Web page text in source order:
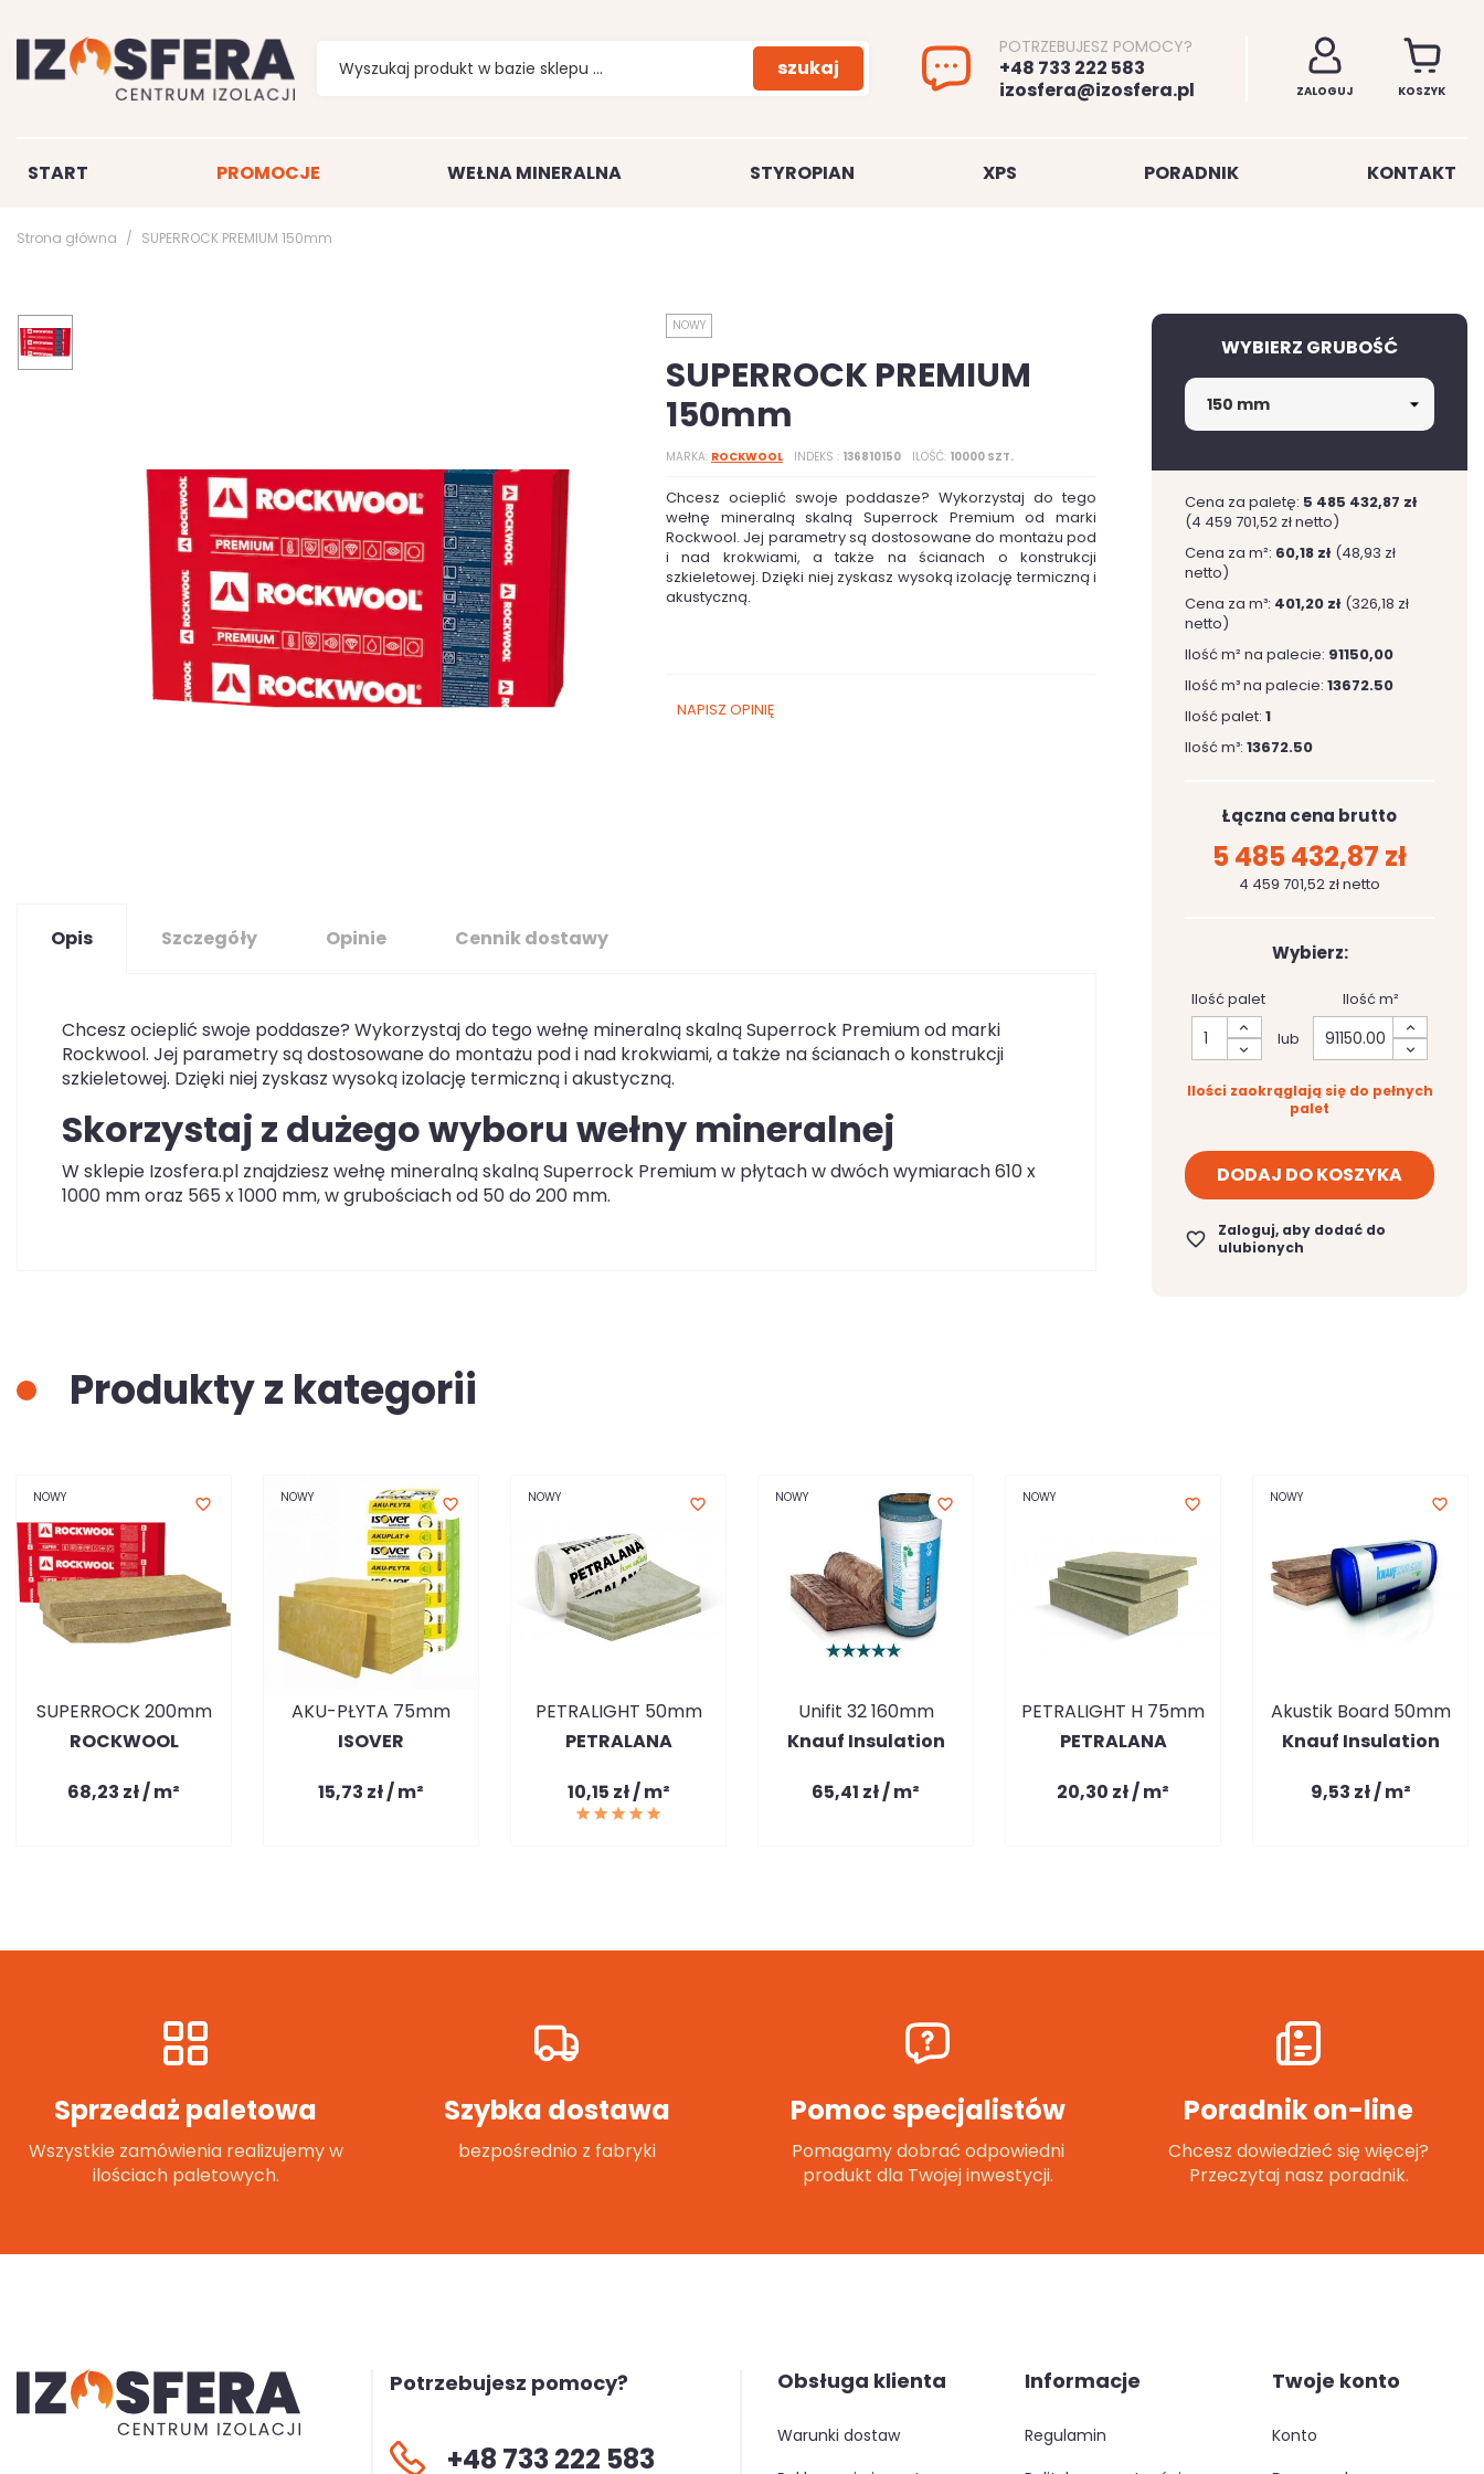
szukaj
POTRZEBUJESZ POMOCY?
+48 733 222 583
izosfera@izosfera.pl
ZALOGUJ KOSZYK
START PROMOCJE WEŁNA MINERALNA STYROPIAN XPS PORADNIK KONTAKT
Strona główna SUPERROCK PREMIUM 150mm
NOWY
SUPERROCK PREMIUM
150mm
MARKA ROCKWOOL INDEKS 136810150 ILOŚĆ 10000 SZT.
Chcesz ocieplić swoje poddasze? Wykorzystaj do tego
wełnę mineralną skalną Superrock Premium od marki
Rockwool. Jej parametry są dostosowane do montażu pod
i nad krokwiami, a także na ścianach o konstrukcji
szkieletowej. Dzięki niej zyskasz wysoką izolację termiczną i
akustyczną.
NAPISZ OPINIĘ
Opis Szczegóły Opinie Cennik dostawy
Chcesz ocieplić swoje poddasze? Wykorzystaj do tego wełnę mineralną skalną Superrock Premium od marki
Rockwool. Jej parametry są dostosowane do montażu pod i nad krokwiami, a także na ścianach o konstrukcji
szkieletowej. Dzięki niej zyskasz wysoką izolację termiczną i akustyczną.
Skorzystaj z dużego wyboru wełny mineralnej
W sklepie Izosfera.pl znajdziesz wełnę mineralną skalną Superrock Premium w płytach w dwóch wymiarach 610 x
1000 mm oraz 565 x 1000 mm, w grubościach od 50 do 200 mm.
WYBIERZ GRUBOŚĆ
Cena za paletę: 5 485 432,87 zł
(4 459 701,52 zł netto)
Cena za m²: 60,18 zł (48,93 zł
netto)
Cena za m³: 401,20 zł (326,18 zł
netto)
Ilość m² na palecie: 91150,00
Ilość m³ na palecie: 13672.50
Ilość palet: 1
Ilość m³: 13672.50
Łączna cena brutto
5 485 432,87 zł
4 459 701,52 zł netto
Wybierz:
Ilość palet
lub
Ilość m²
Ilości zaokrąglają się do pełnych
palet
DODAJ DO KOSZYKA
favorite_border
Zaloguj, aby dodać do
ulubionych
Produkty z kategorii
NOWY favorite_border
SUPERROCK 200mm
ROCKWOOL
68,23 zł / m²
NOWY favorite_border
AKU-PŁYTA 75mm
ISOVER
15,73 zł / m²
NOWY favorite_border
PETRALIGHT 50mm
PETRALANA
10,15 zł / m²
NOWY favorite_border
Unifit 32 160mm
Knauf Insulation
65,41 zł / m²
NOWY favorite_border
PETRALIGHT H 75mm
PETRALANA
20,30 zł / m²
NOWY favorite_border
Akustik Board 50mm
Knauf Insulation
9,53 zł / m²
Sprzedaż paletowa
Wszystkie zamówienia realizujemy w
ilościach paletowych.
Szybka dostawa
bezpośrednio z fabryki
Pomoc specjalistów
Pomagamy dobrać odpowiedni
produkt dla Twojej inwestycji.
Poradnik on-line
Chcesz dowiedzieć się więcej?
Przeczytaj nasz poradnik.
Potrzebujesz pomocy?
+48 733 222 583
Obsługa klienta
warunki dostaw
Informacje
regulamin
Twoje konto
konto